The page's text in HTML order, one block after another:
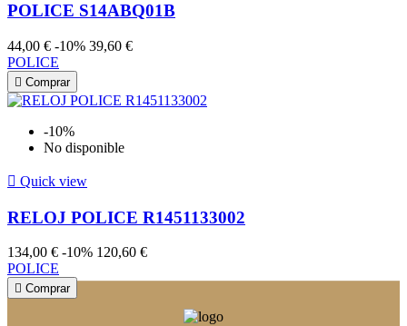
POLICE S14ABQ01B
44,00 € -10% 39,60 €
POLICE
 Comprar
-10%
No disponible
 Quick view
RELOJ POLICE R1451133002
134,00 € -10% 120,60 €
POLICE
 Comprar